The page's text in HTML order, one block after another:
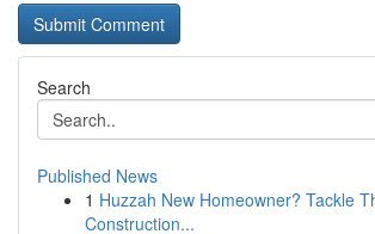
Search
Published News
1 Huzzah New Homeowner? Tackle
Construction...